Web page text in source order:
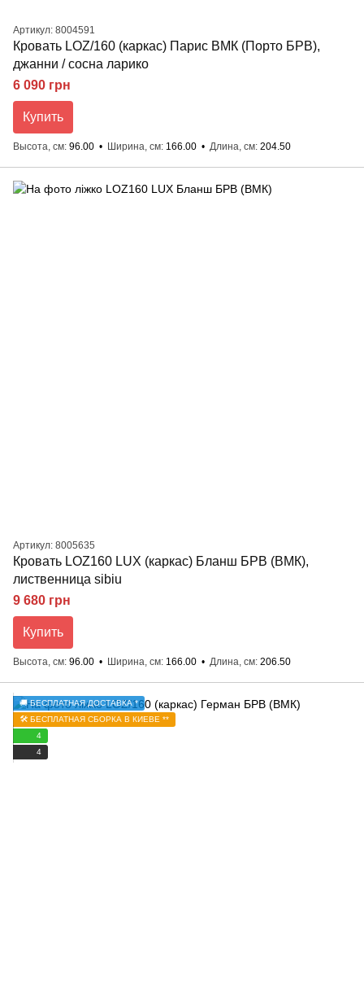
Артикул: 8004591
Кровать LOZ/160 (каркас) Парис ВМК (Порто БРВ),
джанни / сосна ларико
6 090 грн
Купить
Высота, см 96.00 Ширина, см 166.00 Длина, см 204.50
Артикул: 8005635
Кровать LOZ160 LUX (каркас) Бланш БРВ (ВМК),
лиственница sibiu
9 680 грн
Купить
Высота, см 96.00 Ширина, см 166.00 Длина, см 206.50
🚚 БЕСПЛАТНАЯ ДОСТАВКА *
🛠️ БЕСПЛАТНАЯ СБОРКА В КИЕВЕ **
4
4